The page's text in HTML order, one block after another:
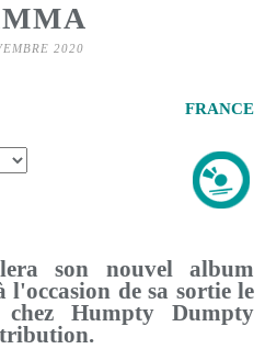
2020
FRANCE
son nouvel album
l'occasion de sa sortie le
Humpty Dumpty